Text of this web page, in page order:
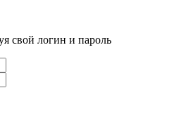
свой логин и пароль